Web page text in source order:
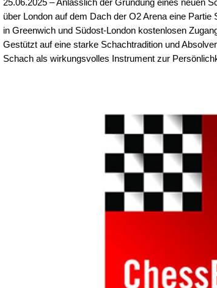
über London auf dem Dach der O2 Arena eine
in Greenwich und Südost-London kostenlosen
Gestützt auf eine starke Schachtradition und
Schach als wirkungsvolles Instrument zur